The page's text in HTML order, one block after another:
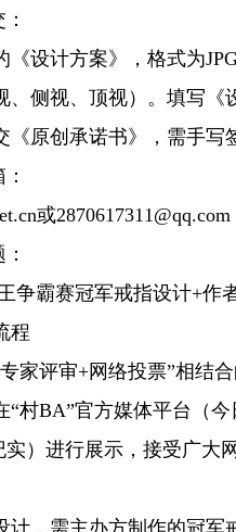
计方案》，格式为JPG
、侧视、顶视）。填写《
《原创承诺书》，需手写
或2870617311@qq.com
霸赛冠军戒指设计+作者
程
评审+网络投票”相结合
“村BA”官方媒体平台（
）进行展示，接受广大
需主办方制作的冠军